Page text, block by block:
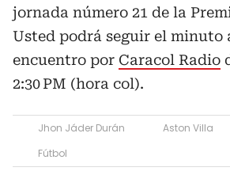
jornada número 21 de la
Usted podrá seguir el minuto
encuentro por Caracol Radio
2:30 PM (hora col).
Jhon Jáder Durán Aston Villa
Fútbol